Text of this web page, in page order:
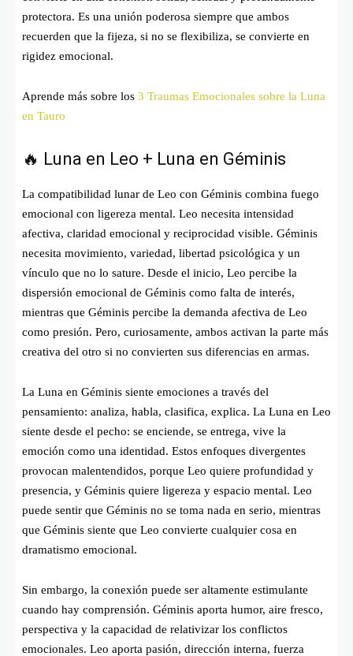
protectora. Es una unión poderosa siempre que ambos
recuerden que la fijeza, si no se flexibiliza, se convierte en
rigidez emocional.
Aprende más sobre los 3 Traumas Emocionales sobre la Luna
en Tauro
🔥 Luna en Leo + Luna en Géminis
La compatibilidad lunar de Leo con Géminis combina fuego
emocional con ligereza mental. Leo necesita intensidad
afectiva, claridad emocional y reciprocidad visible. Géminis
necesita movimiento, variedad, libertad psicológica y un
vínculo que no lo sature. Desde el inicio, Leo percibe la
dispersión emocional de Géminis como falta de interés,
mientras que Géminis percibe la demanda afectiva de Leo
como presión. Pero, curiosamente, ambos activan la parte más
creativa del otro si no convierten sus diferencias en armas.
La Luna en Géminis siente emociones a través del
pensamiento: analiza, habla, clasifica, explica. La Luna en Leo
siente desde el pecho: se enciende, se entrega, vive la
emoción como una identidad. Estos enfoques divergentes
provocan malentendidos, porque Leo quiere profundidad y
presencia, y Géminis quiere ligereza y espacio mental. Leo
puede sentir que Géminis no se toma nada en serio, mientras
que Géminis siente que Leo convierte cualquier cosa en
dramatismo emocional.
Sin embargo, la conexión puede ser altamente estimulante
cuando hay comprensión. Géminis aporta humor, aire fresco,
perspectiva y la capacidad de relativizar los conflictos
emocionales. Leo aporta pasión, dirección interna, fuerza